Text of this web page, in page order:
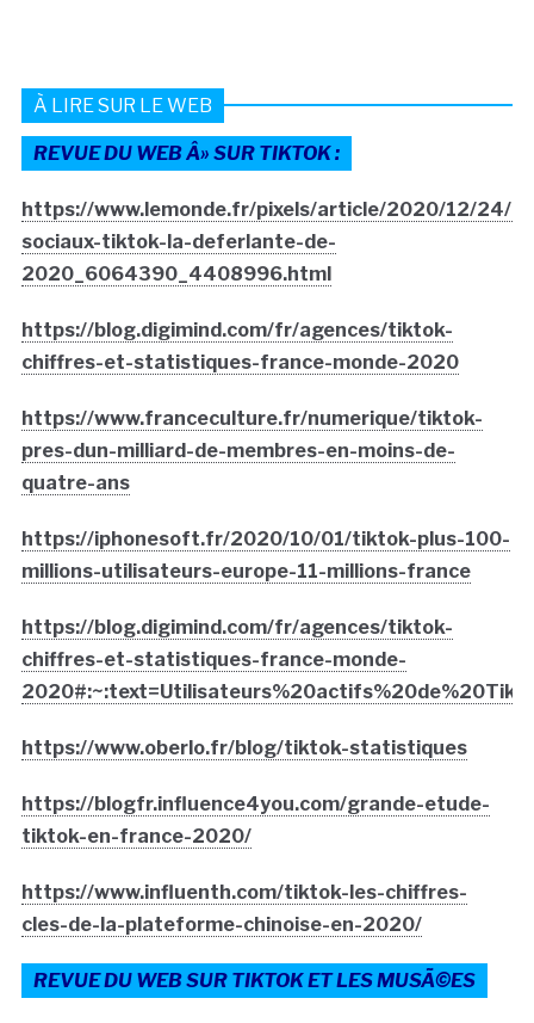
À LIRE SUR LE WEB
REVUE DU WEB Â» SUR TIKTOK :
https://www.lemonde.fr/pixels/article/2020/12/24/
sociaux-tiktok-la-deferlante-de-
2020_6064390_4408996.html
https://blog.digimind.com/fr/agences/tiktok-
chiffres-et-statistiques-france-monde-2020
https://www.franceculture.fr/numerique/tiktok-
pres-dun-milliard-de-membres-en-moins-de-
quatre-ans
https://iphonesoft.fr/2020/10/01/tiktok-plus-100-
millions-utilisateurs-europe-11-millions-france
https://blog.digimind.com/fr/agences/tiktok-
chiffres-et-statistiques-france-monde-
https://www.oberlo.fr/blog/tiktok-statistiques
https://blogfr.influence4you.com/grande-etude-
tiktok-en-france-2020/
https://www.influenth.com/tiktok-les-chiffres-
cles-de-la-plateforme-chinoise-en-2020/
REVUE DU WEB SUR TIKTOK ET LES MUSÃ©ES